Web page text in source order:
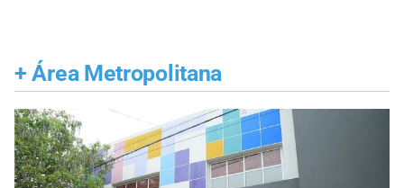
+ Área Metropolitana